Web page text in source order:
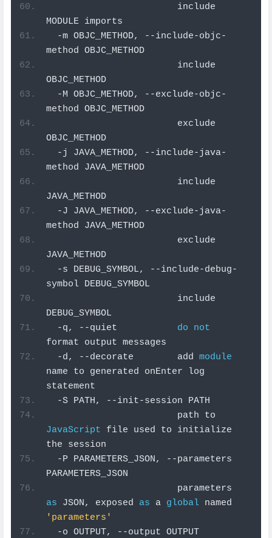
MODULE imports
-m OBJC_METHOD, --include-objc-
method OBJC_METHOD
OBJC_METHOD
-M OBJC_METHOD, --exclude-objc-
method OBJC_METHOD
OBJC_METHOD
-j JAVA_METHOD, --include-java-
method JAVA_METHOD
JAVA_METHOD
-J JAVA_METHOD, --exclude-java-
method JAVA_METHOD
JAVA_METHOD
-s DEBUG_SYMBOL, --include-debug-
symbol DEBUG_SYMBOL
DEBUG_SYMBOL
-q, --quiet do
not
format output messages
-d, --decorate        add module
name to generated onEnter log
statement
-S PATH, --init-session PATH
JavaScript file used to initialize
the session
-P PARAMETERS_JSON, --parameters
PARAMETERS_JSON
as JSON, exposed as a global
'parameters'
-o OUTPUT, --output OUTPUT